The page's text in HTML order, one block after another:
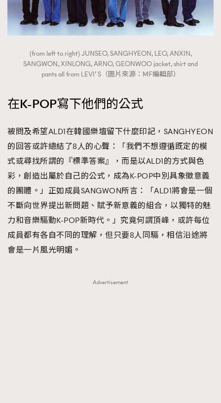
(from left to right) JUNSEO, SANGHYEON, LEO, ANXIN,
SANGWON, XINLONG, ARNO, GEONWOO jacket, shirt and
pants all from LEVI’ S（圖片來源：MF編輯部）
在K-POP寫下他們的公式
被問及希望ALD1在韓國樂壇留下什麼印記，SANGHYEON
的回答或許總結了8人的心聲：「我們不想遵循既定的模
式或尋找所謂的『標準答案』，而是以ALD1的方式與色
彩，創造出屬於自己的公式，成為K-POP中別具象徵意義
的團體。」正如成員SANGWON所言：「ALD1將會是一個
不斷向世界提出新問題、賦予新意義的組合，以獨特的魅
力和音樂驅動K-POP新時代。」究竟何謂頂峰，或許每位
成員都有各自不同的理解，但只要8人同驅，相信沿途將
會是一片風光明媚。
Advertisement